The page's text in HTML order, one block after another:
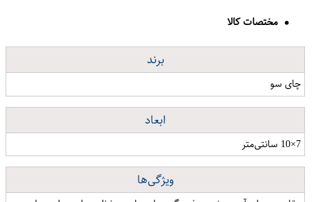
مختصات کالا
برند
چای سو
ابعاد
7×10 سانتی‌متر
ویژگی‌ها